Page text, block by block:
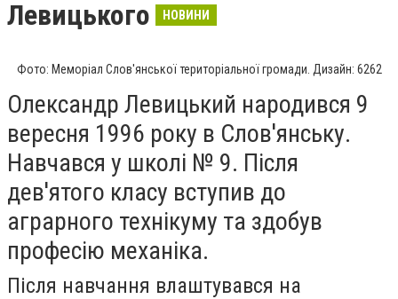
Левицького
НОВИНИ
Фото: Меморіал Слов'янської територіальної громади. Дизайн: 6262
Олександр Левицький народився 9
вересня 1996 року в Слов'янську.
Навчався у школі № 9. Після
дев'ятого класу вступив до
аграрного технікуму та здобув
професію механіка.
Після навчання влаштувався на